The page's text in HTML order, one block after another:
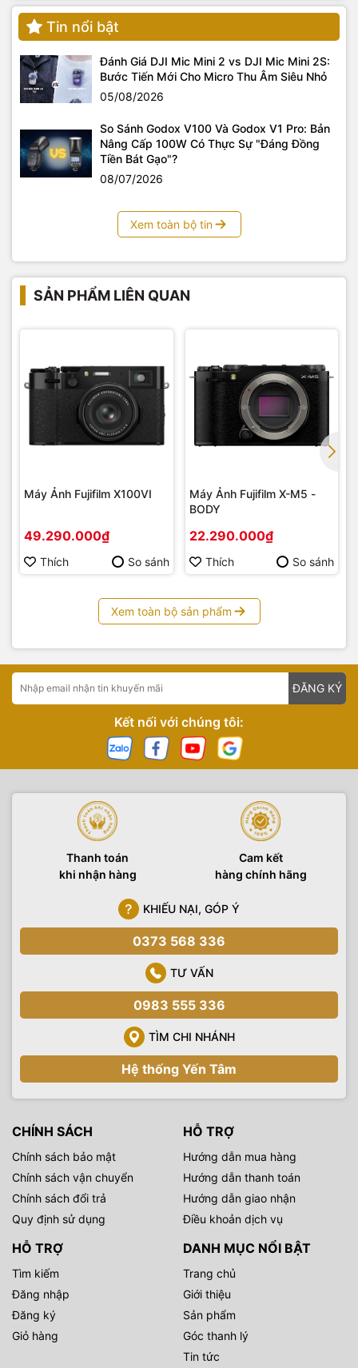
Tin nổi bật
Đánh Giá DJI Mic Mini 2 vs DJI Mic Mini 2S:
Bước Tiến Mới Cho Micro Thu Âm Siêu Nhỏ
05/08/2026
So Sánh Godox V100 Và Godox V1 Pro: Bản
Nâng Cấp 100W Có Thực Sự "Đáng Đồng
Tiền Bát Gạo"?
08/07/2026
Xem toàn bộ tin
SẢN PHẨM LIÊN QUAN
Máy Ảnh Fujifilm X100VI
49.290.000₫
Thích So sánh
Máy Ảnh Fujifilm X-M5 -
BODY
22.290.000₫
Thích So sánh
Xem toàn bộ sản phẩm
ĐĂNG KÝ
Kết nối với chúng tôi:
Thanh toán
khi nhận hàng
Cam kết
hàng chính hãng
KHIẾU NẠI, GÓP Ý
0373 568 336
TƯ VẤN
0983 555 336
TÌM CHI NHÁNH
Hệ thống Yến Tâm
CHÍNH SÁCH
Chính sách bảo mật
Chính sách vận chuyển
Chính sách đổi trả
Quy định sử dụng
HỖ TRỢ
Hướng dẫn mua hàng
Hướng dẫn thanh toán
Hướng dẫn giao nhận
Điều khoản dịch vụ
HỖ TRỢ
Tìm kiếm
Đăng nhập
Đăng ký
Giỏ hàng
DANH MỤC NỔI BẬT
Trang chủ
Giới thiệu
Sản phẩm
Góc thanh lý
Tin tức